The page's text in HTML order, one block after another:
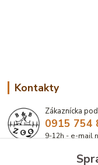
Kontakty
Zákaznícka
0915 754
9-12h - e-mail
eshop@bbzoo.sk